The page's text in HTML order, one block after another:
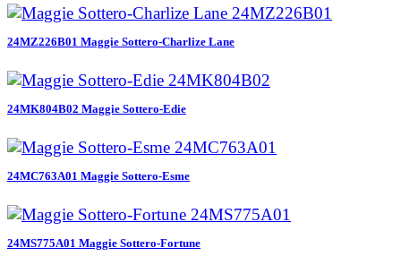
24MZ226B01 Maggie Sottero-Charlize Lane
24MK804B02 Maggie Sottero-Edie
24MC763A01 Maggie Sottero-Esme
24MS775A01 Maggie Sottero-Fortune